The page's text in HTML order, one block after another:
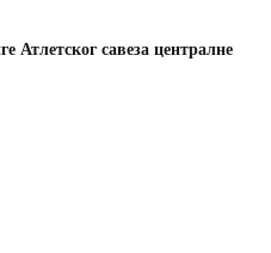
Атлетског савеза централне